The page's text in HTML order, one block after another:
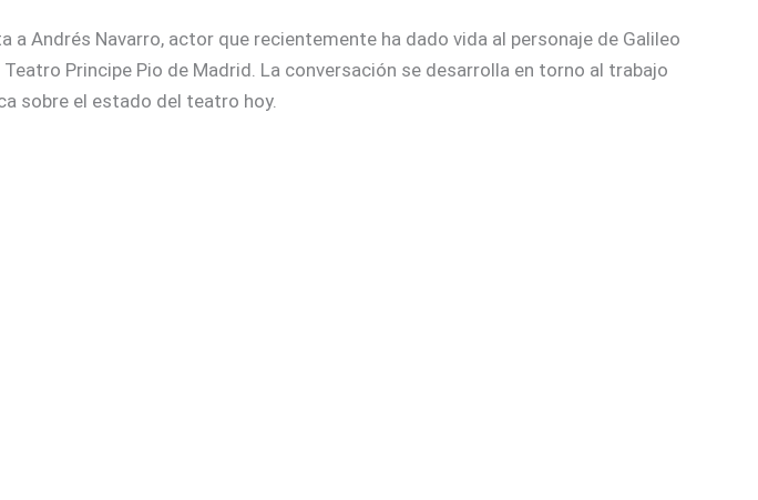
Andrés Navarro, actor que recientemente ha dado vida al personaje de Galileo
Principe Pio de Madrid. La conversación se desarrolla en torno al trabajo
sobre el estado del teatro hoy.